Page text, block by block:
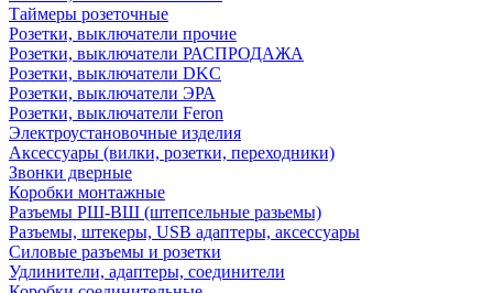
Таймеры розеточные
Розетки, выключатели прочие
Розетки, выключатели РАСПРОДАЖА
Розетки, выключатели DKC
Розетки, выключатели ЭРА
Розетки, выключатели Feron
Электроустановочные изделия
Аксессуары (вилки, розетки, переходники)
Звонки дверные
Коробки монтажные
Разъемы РШ-ВШ (штепсельные разьемы)
Разъемы, штекеры, USB адаптеры, аксессуары
Силовые разъемы и розетки
Удлинители, адаптеры, соединители